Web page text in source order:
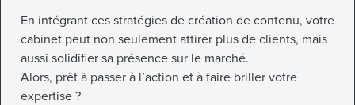
En intégrant ces stratégies de création de contenu, votre
cabinet peut non seulement attirer plus de clients, mais
aussi solidifier sa présence sur le marché.
Alors, prêt à passer à l’action et à faire briller votre
expertise ?